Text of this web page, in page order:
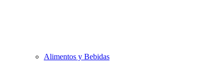
Alimentos y Bebidas